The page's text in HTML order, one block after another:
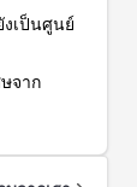
เป็นศูนย์
จาก